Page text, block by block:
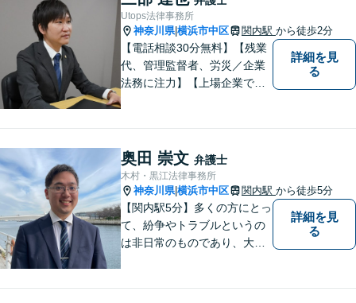
決への第一歩です。法律問題
でお困りの方は、ぜひご相談
ください。
Utops法律事務所
神奈川県|横浜市中区 関内駅 から徒歩2分
【電話相談30分無料】【残業
代、管理監督者、労災／企業
法務に注力】【上場企業で社
ート！メーカー・建築・教育
など幅広い業種への対応実績
あり！
詳細を見
る
奥田 崇文 弁護士
木村・黒江法律事務所
神奈川県|横浜市中区 関内駅 から徒歩5分
【関内駅5分】多くの方にとっ
て、紛争やトラブルというの
は非日常のものであり、大き
詳細を見
る